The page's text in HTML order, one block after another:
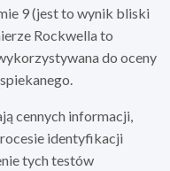
9 (jest to wynik bliski
Rockwella to
do oceny
cennych informacji,
identyfikacji
tych testów